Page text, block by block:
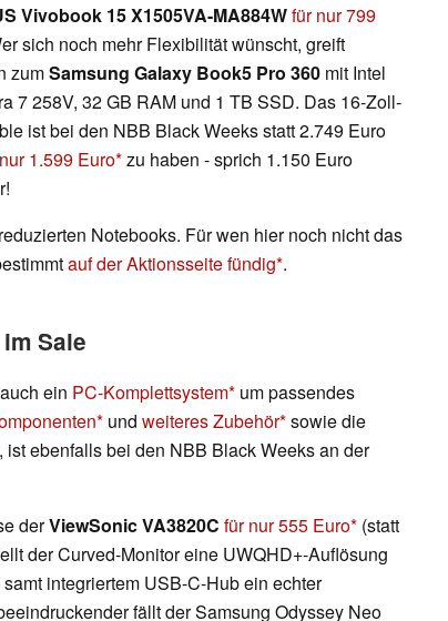
Vivobook 15 X1505VA-MA884Wfür nur 799
sich noch mehr Flexibilität wünscht, greift
zumSamsung Galaxy Book5 Pro 360 mit Intel
7 258V, 32 GB RAM und 1 TB SSD. Das 16-Zoll-
ist bei den NBB Black Weeks statt 2.749 Euro
1.599 Euro zu haben - sprich 1.150 Euro
Notebooks. Für wen hier noch nicht das
auf der Aktionsseite fündig .
Sale
ein PC-Komplettsystem um passendes
und weiteres Zubehör sowie die
ist ebenfalls bei den NBB Black Weeks an der
derViewSonic VA3820C für nur 555 Euro (statt
der Curved-Monitor eine UWQHD+-Auflösung
integriertem USB-C-Hub ein echter
fällt der Samsung Odyssey Neo